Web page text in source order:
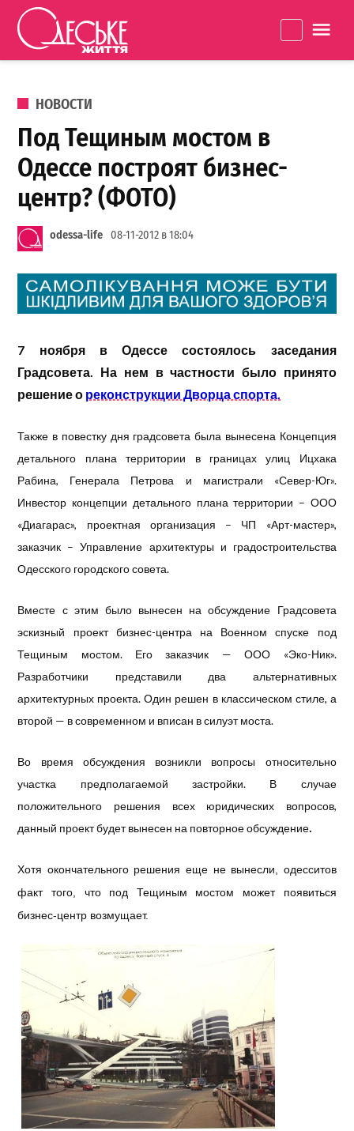
Перейти к содержанию
життя
ОПУБЛИКОВАНО В
НОВОСТИ
Под Тещиным мостом в
Одессе построят бизнес-
центр? (ФОТО)
odessa-life 08-11-2012 в 18:04
7 ноября в Одессе состоялось заседания
Градсовета. На нем в частности было принято
решение о реконструкции Дворца спорта.
Также в повестку дня градсовета была вынесена Концепция
детального плана территории в границах улиц Ицхака
Рабина, Генерала Петрова и магистрали «Север-Юг».
Инвестор концепции детального плана территории – ООО
«Диагарас», проектная организация – ЧП «Арт-мастер»,
заказчик – Управление архитектуры и градостроительства
Одесского городского совета.
Вместе с этим было вынесен на обсуждение Градсовета
эскизный проект бизнес-центра на Военном спуске под
Тещиным мостом. Его заказчик — ООО «Эко-Ник».
Разработчики представили два альтернативных
архитектурных проекта. Один решен в классическом стиле, а
второй — в современном и вписан в силуэт моста.
Во время обсуждения возникли вопросы относительно
участка предполагаемой застройки. В случае
положительного решения всех юридических вопросов,
данный проект будет вынесен на повторное обсуждение.
Хотя окончательного решения еще не вынесли, одесситов
факт того, что под Тещиным мостом может появиться
бизнес-центр возмущает.